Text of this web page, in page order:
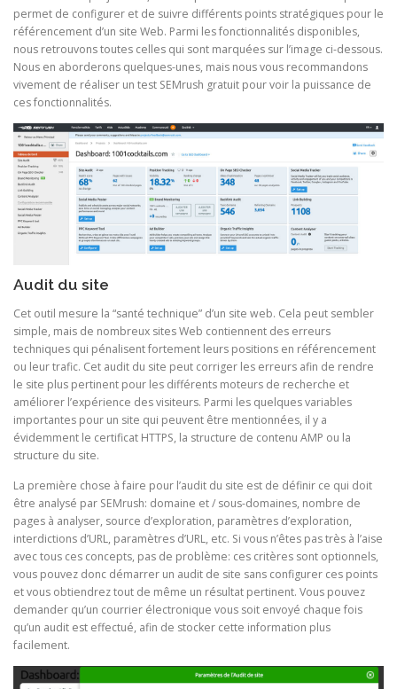
permet de configurer et de suivre différents points stratégiques pour le
référencement d’un site Web. Parmi les fonctionnalités disponibles,
nous retrouvons toutes celles qui sont marquées sur l’image ci-dessous.
Nous en aborderons quelques-unes, mais nous vous recommandons
vivement de réaliser un test SEMrush gratuit pour voir la puissance de
ces fonctionnalités.
Audit du site
Cet outil mesure la “santé technique” d’un site web. Cela peut sembler
simple, mais de nombreux sites Web contiennent des erreurs
techniques qui pénalisent fortement leurs positions en référencement
ou leur trafic. Cet audit du site peut corriger les erreurs afin de rendre
le site plus pertinent pour les différents moteurs de recherche et
améliorer l’expérience des visiteurs. Parmi les quelques variables
importantes pour un site qui peuvent être mentionnées, il y a
évidemment le certificat HTTPS, la structure de contenu AMP ou la
structure du site.
La première chose à faire pour l’audit du site est de définir ce qui doit
être analysé par SEMrush: domaine et / sous-domaines, nombre de
pages à analyser, source d’exploration, paramètres d’exploration,
interdictions d’URL, paramètres d’URL, etc. Si vous n’êtes pas très à l’aise
avec tous ces concepts, pas de problème: ces critères sont optionnels,
vous pouvez donc démarrer un audit de site sans configurer ces points
et vous obtiendrez tout de même un résultat pertinent. Vous pouvez
demander qu’un courrier électronique vous soit envoyé chaque fois
qu’un audit est effectué, afin de stocker cette information plus
facilement.